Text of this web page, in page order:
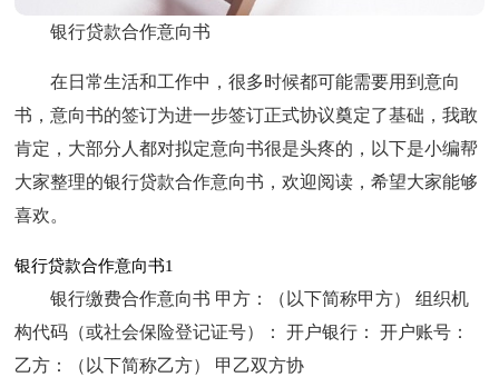
银行贷款合作意向书
在日常生活和工作中，很多时候都可能需要用到意向
书，意向书的签订为进一步签订正式协议奠定了基础，我敢
肯定，大部分人都对拟定意向书很是头疼的，以下是小编帮
大家整理的银行贷款合作意向书，欢迎阅读，希望大家能够
喜欢。
银行贷款合作意向书1
银行缴费合作意向书 甲方：（以下简称甲方） 组织机
构代码（或社会保险登记证号）： 开户银行： 开户账号：
乙方：（以下简称乙方） 甲乙双方协